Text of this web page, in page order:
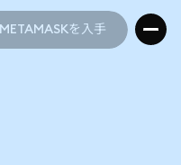
METAMASKを入手